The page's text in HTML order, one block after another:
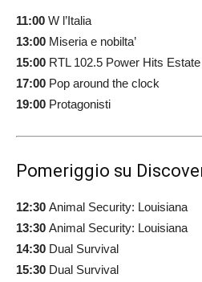
11:00 W l’Italia
13:00 Miseria e nobilta’
15:00 RTL 102.5 Power Hits
17:00 Pop around the clock
19:00 Protagonisti
Pomeriggio su
12:30 Animal Security: Louisiana
13:30 Animal Security: Louisiana
14:30 Dual Survival
15:30 Dual Survival